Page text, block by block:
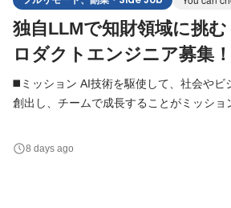
独自LLMで知財領域に挑
ロダクトエンジニア募集！
◼️ミッション AI技術を駆使して、社会やビジネスに新たな価値を
創出し、チームで成長することがミッショ
ン 自社プロダクトである「AI特許ロケット」の1人目専属エンジ
ニアを担っていただきます。 受託案件と
8 days ago